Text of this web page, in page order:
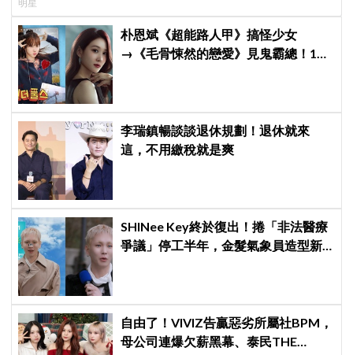
明星
朴恩斌《超能路人甲》搞怪少女
→《毛骨悚然的戀愛》見鬼霸總！180
李瑞鎮暢談談退休規劃！退休就來
這，不用繳稅就是爽
SHINee Key終於復出！捲「非法醫療
爭議」停工半年，金髮氣象員造型新
自由了！VIVIZ告贏惡劣所屬社BPM，
母公司連爆欠薪黑幕、泰民THE